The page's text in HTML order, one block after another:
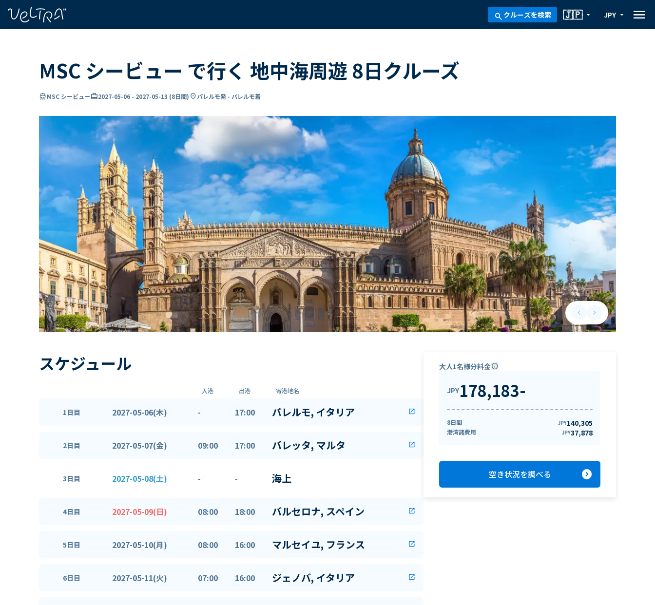
search クルーズを検索 arrow_drop_down
🇯🇵 arrow_drop_down
JPY menu
MSC シービュー で行く 地中海周遊 8日クルーズ
directions_boatMSC シービューcard_travel2027-05-06 - 2027-05-13 (8日間) location_onパレルモ発 - パレルモ着
keyboard_arrow_leftPrevious slide
keyboard_arrow_rightNext slide
スケジュール
入港 出港 寄港地名
1日目 2027-05-06(木) - 17:00 パレルモ, イタリア open_in_new
2日目 2027-05-07(金) 09:00 17:00 バレッタ, マルタ open_in_new
3日目 2027-05-08(土) - - 海上
4日目 2027-05-09(日) 08:00 18:00 バルセロナ, スペイン open_in_new
5日目 2027-05-10(月) 08:00 16:00 マルセイユ, フランス open_in_new
6日目 2027-05-11(火) 07:00 16:00 ジェノバ, イタリア open_in_new
大人1名様分料金info
JPY178,183-
8日間 JPY140,305
港湾諸費用 JPY37,878
空き状況を調べる expand_circle_right